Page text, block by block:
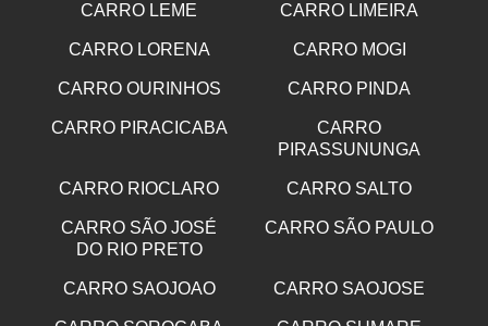
CARRO LEME CARRO LIMEIRA
CARRO LORENA CARRO MOGI
CARRO OURINHOS CARRO PINDA
CARRO PIRACICABA
CARRO
PIRASSUNUNGA
CARRO RIOCLARO CARRO SALTO
CARRO SÃO JOSÉ
DO RIO PRETO
CARRO SÃO PAULO
CARRO SAOJOAO CARRO SAOJOSE